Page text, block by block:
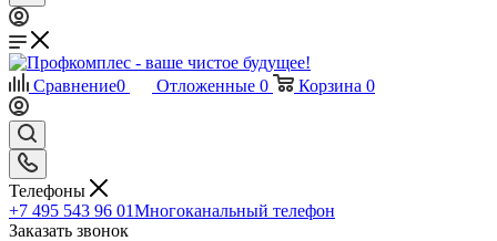
Сравнение0 Отложенные 0 Корзина 0
Телефоны
+7 495 543 96 01Многоканальный телефон
Заказать звонок